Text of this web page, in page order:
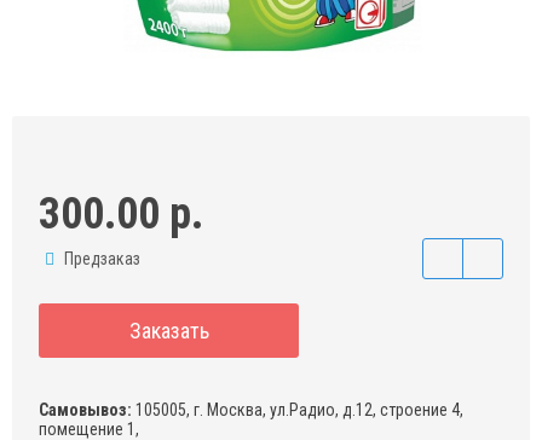
300.00 р.
Предзаказ
Заказать
Самовывоз: 105005, г. Москва, ул.Радио, д.12, строение 4,
помещение 1,